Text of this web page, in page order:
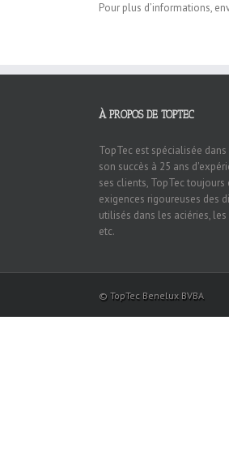
Pour plus d’informations,
À PROPOS DE TOPTEC
TopTec est spécialisée
son succès à 25 ans
ses clients, TopTec
exigences rigoureuses des
utilisés dans les aciéries,
etc.
© TopTec Benelux BVBA